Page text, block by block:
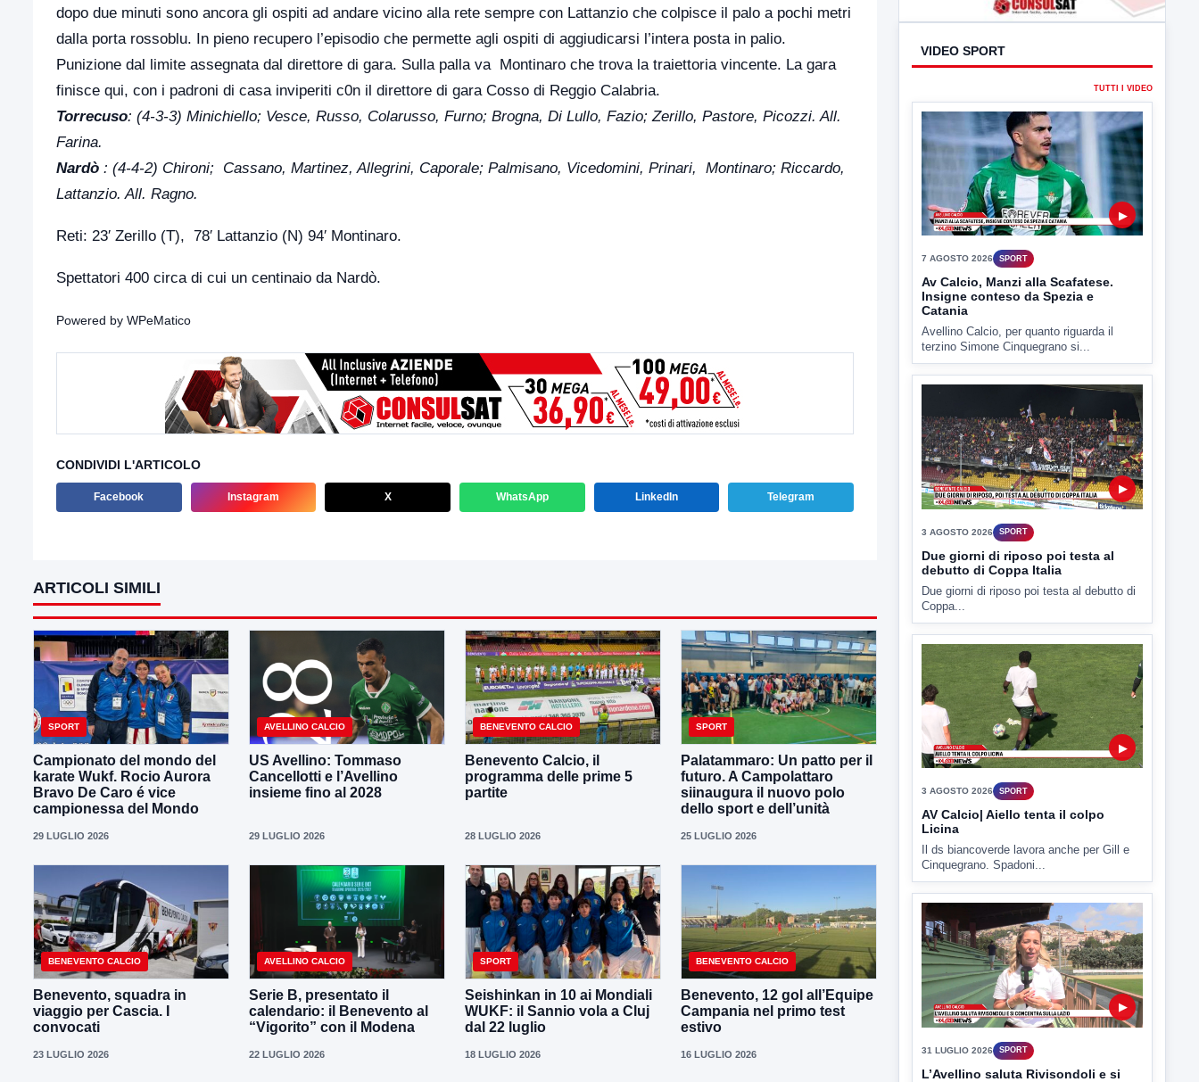
dopo due minuti sono ancora gli ospiti ad andare vicino alla rete sempre con Lattanzio che colpisce il palo a pochi metri
dalla porta rossoblu. In pieno recupero l’episodio che permette agli ospiti di aggiudicarsi l’intera posta in palio.
Punizione dal limite assegnata dal direttore di gara. Sulla palla va Montinaro che trova la traiettoria vincente. La gara
finisce qui, con i padroni di casa inviperiti c0n il direttore di gara Cosso di Reggio Calabria.
Torrecuso: (4-3-3) Minichiello; Vesce, Russo, Colarusso, Furno; Brogna, Di Lullo, Fazio; Zerillo, Pastore, Picozzi. All.
Farina.
Nardò : (4-4-2) Chironi; Cassano, Martinez, Allegrini, Caporale; Palmisano, Vicedomini, Prinari, Montinaro; Riccardo,
Lattanzio. All. Ragno.
Reti: 23′ Zerillo (T), 78′ Lattanzio (N) 94′ Montinaro.
Spettatori 400 circa di cui un centinaio da Nardò.
Powered by WPeMatico
CONDIVIDI L'ARTICOLO
Facebook Instagram X WhatsApp LinkedIn Telegram
ARTICOLI SIMILI
SPORT
Campionato del mondo del
karate Wukf. Rocio Aurora
Bravo De Caro é vice
campionessa del Mondo
29 LUGLIO 2026
AVELLINO CALCIO
US Avellino: Tommaso
Cancellotti e l’Avellino
insieme fino al 2028
29 LUGLIO 2026
BENEVENTO CALCIO
Benevento Calcio, il
programma delle prime 5
partite
28 LUGLIO 2026
SPORT
Palatammaro: Un patto per il
futuro. A Campolattaro
siinaugura il nuovo polo
dello sport e dell’unità
25 LUGLIO 2026
BENEVENTO CALCIO
Benevento, squadra in
viaggio per Cascia. I
convocati
23 LUGLIO 2026
AVELLINO CALCIO
Serie B, presentato il
calendario: il Benevento al
“Vigorito” con il Modena
22 LUGLIO 2026
SPORT
Seishinkan in 10 ai Mondiali
WUKF: il Sannio vola a Cluj
dal 22 luglio
18 LUGLIO 2026
BENEVENTO CALCIO
Benevento, 12 gol all’Equipe
Campania nel primo test
estivo
16 LUGLIO 2026
VIDEO SPORT
TUTTI I VIDEO
7 AGOSTO 2026
Av Calcio, Manzi alla Scafatese.
Insigne conteso da Spezia e
Catania
terzino Simone Cinquegrano si...
3 AGOSTO 2026 SPORT
Due giorni di riposo poi testa al
debutto di Coppa Italia
Due giorni di riposo poi testa al debutto di
Coppa...
AV Calcio| Aiello tenta il colpo
Licina
Il ds biancoverde lavora anche per Gill e
Cinquegrano. Spadoni...
▶